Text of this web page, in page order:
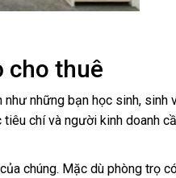
cho thuê
những bạn học sinh, sinh
chí và người kinh doanh
chúng. Mặc dù phòng trọ